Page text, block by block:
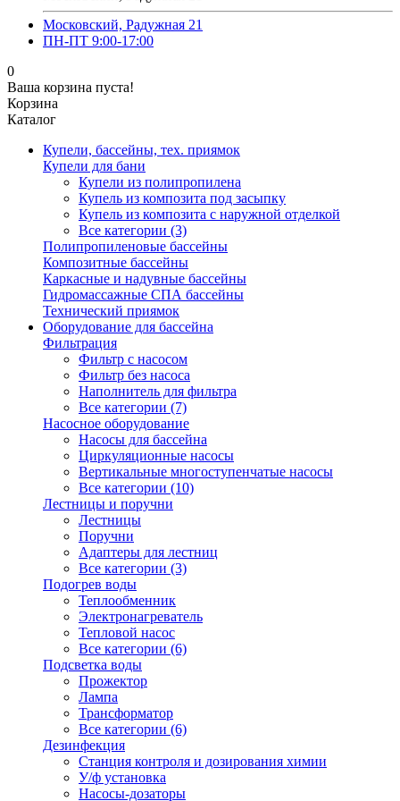
Московский, Радужная 21
ПН-ПТ 9:00-17:00
0
Ваша корзина пуста!
Корзина
Каталог
Купели, бассейны, тех. приямок
Купели для бани
Купели из полипропилена
Купель из композита под засыпку
Купель из композита с наружной отделкой
Все категории (3)
Полипропиленовые бассейны
Композитные бассейны
Каркасные и надувные бассейны
Гидромассажные СПА бассейны
Технический приямок
Оборудование для бассейна
Фильтрация
Фильтр с насосом
Фильтр без насоса
Наполнитель для фильтра
Все категории (7)
Насосное оборудование
Насосы для бассейна
Циркуляционные насосы
Вертикальные многоступенчатые насосы
Все категории (10)
Лестницы и поручни
Лестницы
Поручни
Адаптеры для лестниц
Все категории (3)
Подогрев воды
Теплообменник
Электронагреватель
Тепловой насос
Все категории (6)
Подсветка воды
Прожектор
Лампа
Трансформатор
Все категории (6)
Дезинфекция
Станция контроля и дозирования химии
У/ф установка
Насосы-дозаторы